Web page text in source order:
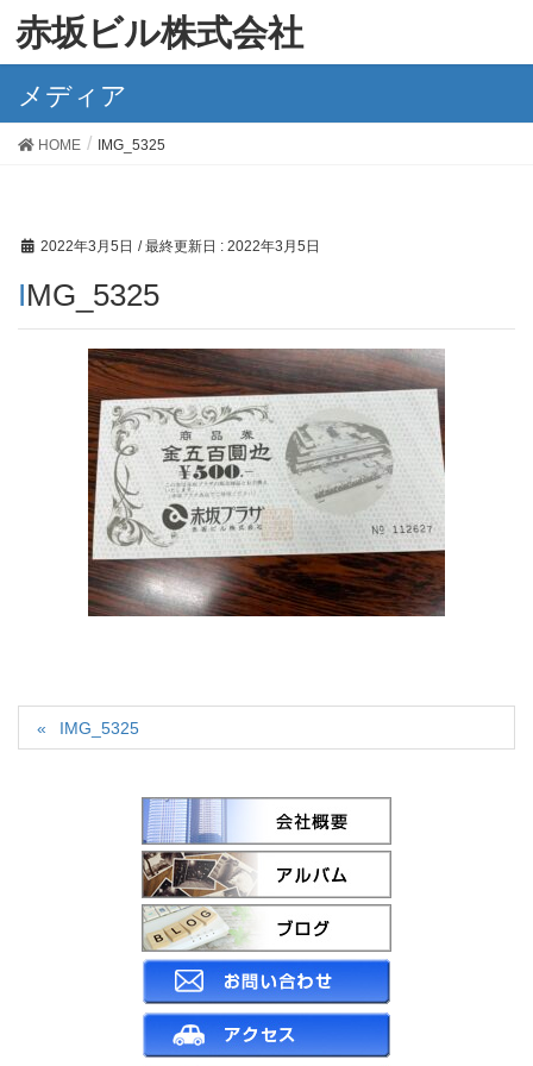
赤坂ビル株式会社
メディア
HOME IMG_5325
2022年3月5日 / 最終更新日 : 2022年3月5日
IMG_5325
IMG_5325